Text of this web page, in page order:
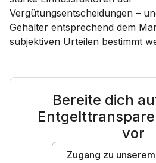
Vergütungsentscheidungen –
Gehälter entsprechend dem
subjektiven Urteilen bestimmt
Bereite dich
vor
Zugang zu